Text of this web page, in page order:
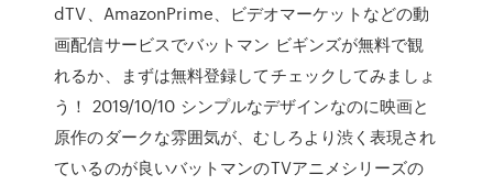
dTV、AmazonPrime、ビデオマーケットなどの動
画配信サービスでバットマン ビギンズが無料で観
れるか、まずは無料登録してチェックしてみましょ
う！ 2019/10/10 シンプルなデザインなのに映画と
原作のダークな雰囲気が、むしろより渋く表現され
ているのが良いバットマンのTVアニメシリーズの